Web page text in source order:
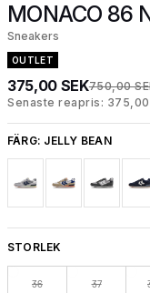
MONACO 86
Sneakers
OUTLET
375,00 SEK750,00
Senaste reapris: 375,00
FÄRG: JELLY BEAN
STORLEK
36 37